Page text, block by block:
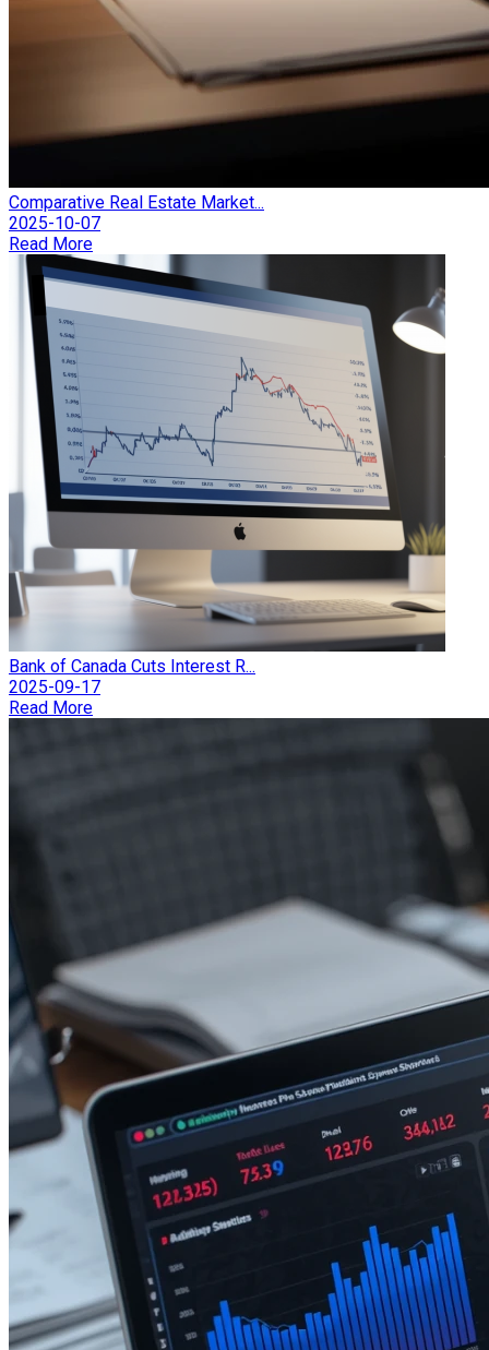
Comparative Real Estate Market...
2025-10-07
Read More
Bank of Canada Cuts Interest R...
2025-09-17
Read More